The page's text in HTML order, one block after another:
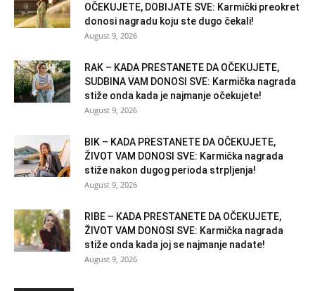
OČEKUJETE, DOBIJATE SVE: Karmički preokret
donosi nagradu koju ste dugo čekali!
August 9, 2026
RAK – KADA PRESTANETE DA OČEKUJETE,
SUDBINA VAM DONOSI SVE: Karmička nagrada
stiže onda kada je najmanje očekujete!
August 9, 2026
BIK – KADA PRESTANETE DA OČEKUJETE,
ŽIVOT VAM DONOSI SVE: Karmička nagrada
stiže nakon dugog perioda strpljenja!
August 9, 2026
RIBE – KADA PRESTANETE DA OČEKUJETE,
ŽIVOT VAM DONOSI SVE: Karmička nagrada
stiže onda kada joj se najmanje nadate!
August 9, 2026